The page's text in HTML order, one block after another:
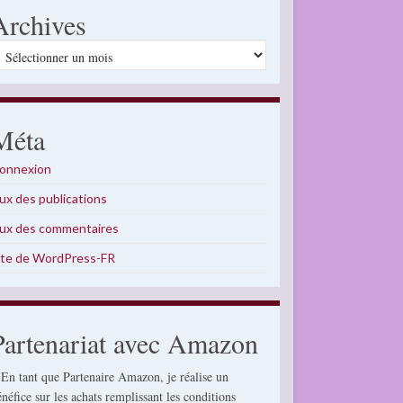
des publications
des commentaires
de WordPress-FR
avec Amazon
tant que Partenaire Amazon, je réalise un
sur les achats remplissant les conditions